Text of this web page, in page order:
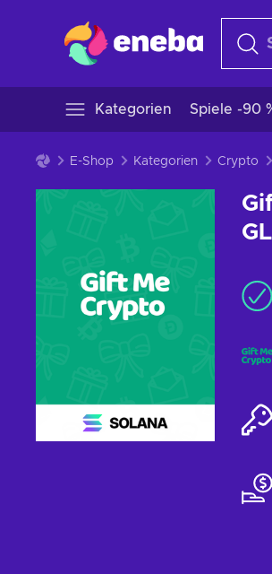
Kategorien Spiele -90
E-Shop Kategorien Crypto